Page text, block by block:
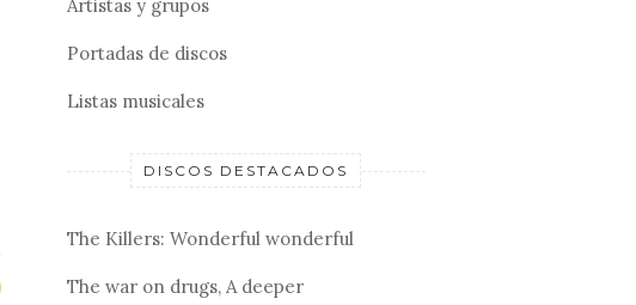
Artistas y grupos
Portadas de discos
Listas musicales
DISCOS DESTACADOS
The Killers: Wonderful wonderful
The war on drugs, A deeper